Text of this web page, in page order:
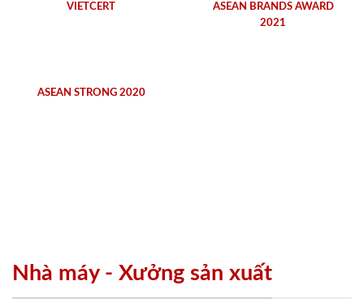
VIETCERT
ASEAN BRANDS AWARD
2021
ASEAN STRONG 2020
Nhà máy - Xưởng sản xuất